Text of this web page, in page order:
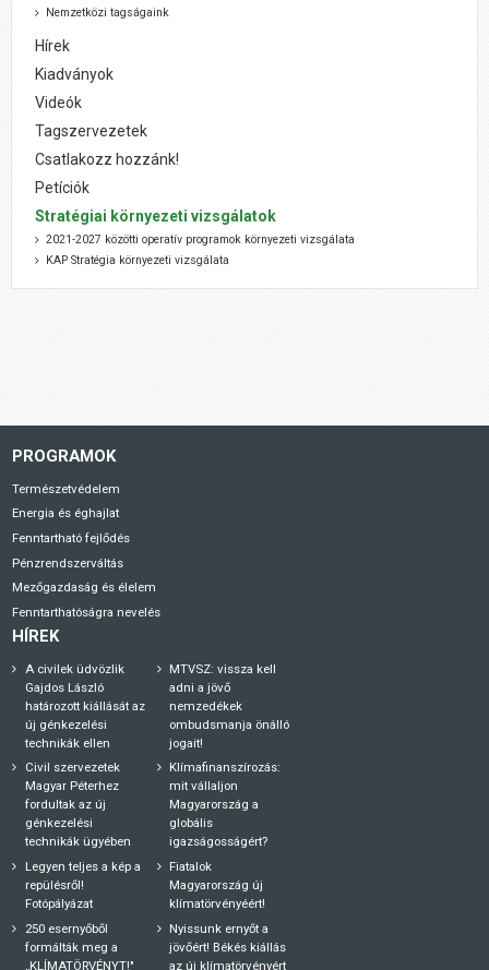
Nemzetközi tagságaink
Hírek
Kiadványok
Videók
Tagszervezetek
Csatlakozz hozzánk!
Petíciók
Stratégiai környezeti vizsgálatok
2021-2027 közötti operatív programok környezeti vizsgálata
KAP Stratégia környezeti vizsgálata
PROGRAMOK
Természetvédelem
Energia és éghajlat
Fenntartható fejlődés
Pénzrendszerváltás
Mezőgazdaság és élelem
Fenntarthatóságra nevelés
HÍREK
A civilek üdvözlik
Gajdos László
határozott kiállását az
új génkezelési
technikák ellen
Civil szervezetek
Magyar Péterhez
fordultak az új
génkezelési
technikák ügyében
Legyen teljes a kép a
repülésről!
Fotópályázat
250 esernyőből
formálták meg a
„KLÍMATÖRVÉNYT!"
MTVSZ: vissza kell
adni a jövő
nemzedékek
ombudsmanja önálló
jogait!
Klímafinanszírozás:
mit vállaljon
Magyarország a
globális
igazságosságért?
Fiatalok
Magyarország új
klímatörvényéért!
Nyissunk ernyőt a
jövőért! Békés kiállás
az új klímatörvényért